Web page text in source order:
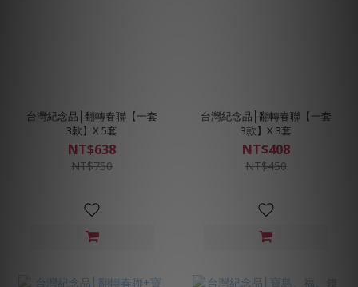
台灣紀念品│翻轉春聯【一套
3款】X 5套
NT$638
NT$750
台灣紀念品│翻轉春聯【一套
3款】X 3套
NT$408
NT$450